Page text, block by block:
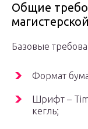
Общие
Базовые
Формат
Шрифт –
кегль;